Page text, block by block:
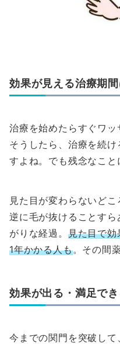
効果が見える治療期
治療を始めたらすぐワッ
そうしたら、治療を続
すよね。でも残念なこと
見た目が変わらないどこ
逆に毛が抜けることす
がりな経過。 見た目で
1年かかる人も。その間
効果が出る・満足で
今までの関門を突破し